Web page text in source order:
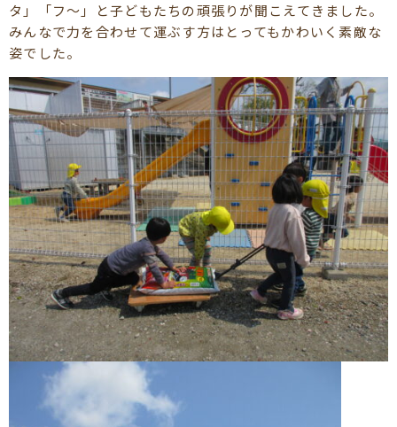
タ」「フ～」と子どもたちの頑張りが聞こえてきました。
みんなで力を合わせて運ぶす方はとってもかわいく素敵な
姿でした。